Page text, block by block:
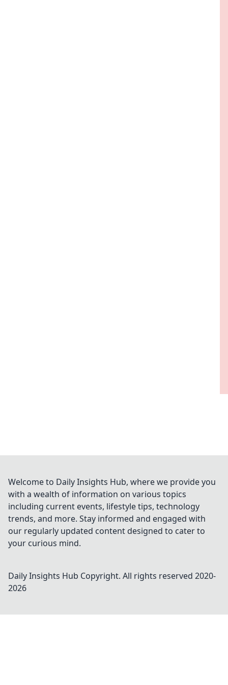
Welcome to Daily Insights Hub, where we provide you
with a wealth of information on various topics
including current events, lifestyle tips, technology
trends, and more. Stay informed and engaged with
our regularly updated content designed to cater to
your curious mind.
Daily Insights Hub Copyright. All rights reserved 2020-
2026